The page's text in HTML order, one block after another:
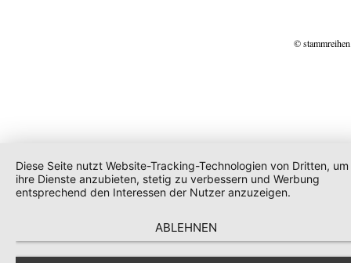
©
Diese Seite nutzt Website-Tracking-Technologien von Dritten, um
ihre Dienste anzubieten, stetig zu verbessern und Werbung
entsprechend den Interessen der Nutzer anzuzeigen.
ABLEHNEN